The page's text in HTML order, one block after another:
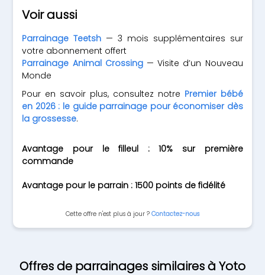
Voir aussi
Parrainage Teetsh — 3 mois supplémentaires sur
votre abonnement offert
Parrainage Animal Crossing— Visite d’un Nouveau
Monde
Pour en savoir plus, consultez notre Premier bébé
en 2026 : le guide parrainage pour économiser dès
la grossesse.
Avantage pour le filleul : 10% sur première
commande
Avantage pour le parrain : 1500 points de fidélité
Cette offre n'est plus à jour ? Contactez-nous
Offres de parrainages similaires à Yoto